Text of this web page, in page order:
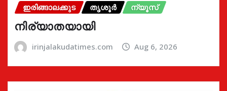
ഇരിങ്ങാലക്കുട തൃശൂർ ന്യൂസ്
നിര്യാതയായി
irinjalakudatimes.com Aug 6, 2026